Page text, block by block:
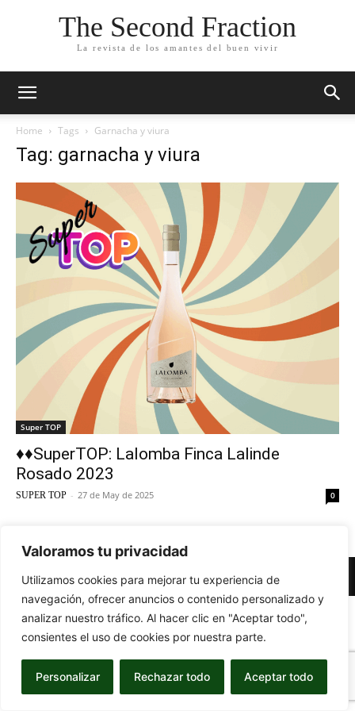
Valoramos tu privacidad
Utilizamos cookies para mejorar tu experiencia de
navegación, ofrecer anuncios o contenido personalizado y
analizar nuestro tráfico. Al hacer clic en "Aceptar todo",
consientes el uso de cookies por nuestra parte.
Personalizar Rechazar todo Aceptar todo
The Second Fraction
La revista de los amantes del buen vivir
Home Tags Garnacha y viura
Tag: garnacha y viura
Super TOP
♦♦SuperTOP: Lalomba Finca Lalinde
Rosado 2023
SUPER TOP - 27 de May de 2025 0
© Newspaper WordPress Theme by TagDiv